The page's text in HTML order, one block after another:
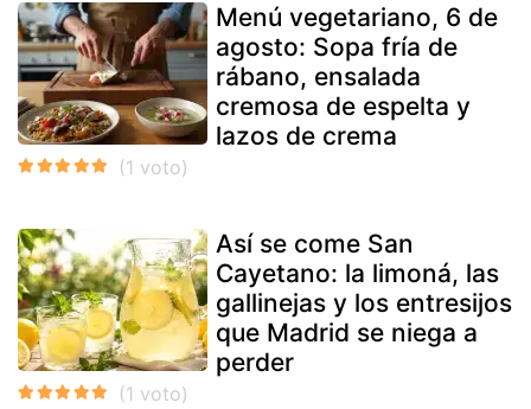
Menú vegetariano, 6 de
agosto: Sopa fría de
rábano, ensalada
cremosa de espelta y
lazos de crema
Así se come San
Cayetano: la limoná, las
gallinejas y los entresijos
que Madrid se niega a
perder